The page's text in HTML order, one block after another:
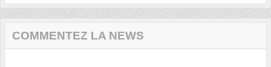
COMMENTEZ LA NEWS